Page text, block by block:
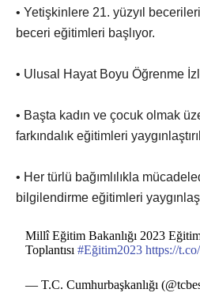
• Yetişkinlere 21. yüzyıl
beceri eğitimleri başlıyor.
• Ulusal Hayat Boyu Öğrenme
• Başta kadın ve çocuk olmak
farkındalık eğitimleri
• Her türlü bağımlılıkla
bilgilendirme eğitimleri
Millî Eğitim Bakanlığı 2023
Toplantısı#Eğitim2023 https://
— T.C. Cumhurbaşkanlığı